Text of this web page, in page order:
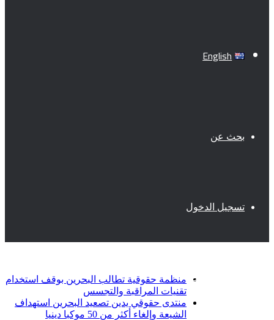
English
بحث عن
تسجيل الدخول
فيسبوك
منظمة حقوقية تطالب البحرين بوقف استخدام
تقنيات المراقبة والتجسس
منتدى حقوقي يدين تصعيد البحرين استهداف
الشيعة وإلغاء أكثر من 50 موكبا دينيا